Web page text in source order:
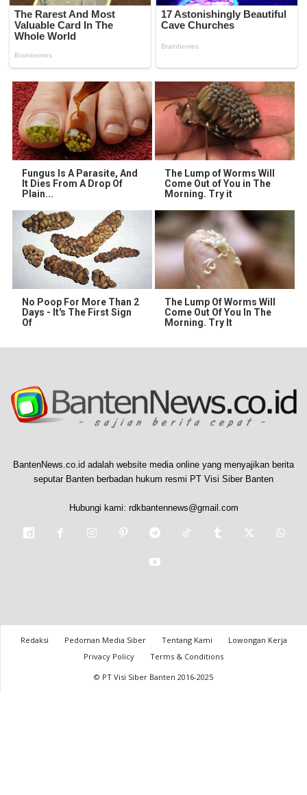
Fungus Is A Parasite, And
It Dies From A Drop Of
Plain...
The Lump of Worms Will
Come Out of You in The
Morning. Try it
No Poop For More Than 2
Days - It's The First Sign
Of
The Lump Of Worms Will
Come Out Of You In The
Morning. Try It
BantenNews.co.id adalah website media online yang menyajikan berita
seputar Banten berbadan hukum resmi PT Visi Siber Banten
Hubungi kami: rdkbantennews@gmail.com
Redaksi Pedoman Media Siber Tentang Kami
Lowongan Kerja
Privacy Policy
Terms & Conditions
© PT Visi Siber Banten 2016-2025